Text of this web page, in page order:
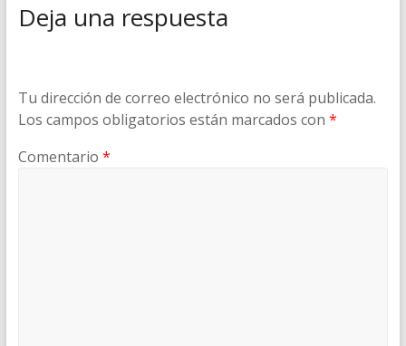
Deja una respuesta
Tu dirección de correo electrónico no será publicada.
Los campos obligatorios están marcados con *
Comentario *